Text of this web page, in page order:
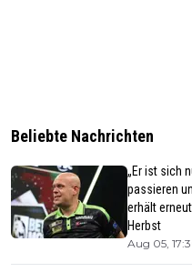
Beliebte Nachrichten
„Er ist sich
passieren
erhält
Herbst
Aug 05,